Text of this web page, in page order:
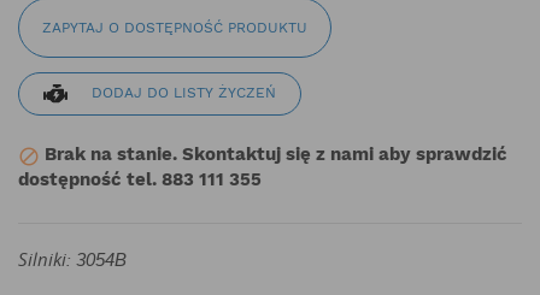
ZAPYTAJ O DOSTĘPNOŚĆ PRODUKTU
DODAJ DO LISTY ŻYCZEŃ
 Brak na stanie. Skontaktuj się z nami aby sprawdzić
dostępność tel. 883 111 355
Silniki: 3054B